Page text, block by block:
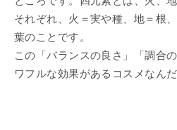
それぞれ、火＝実や種、地＝根
葉のことです。
この「バランスの良さ」「調合
ワフルな効果があるコスメなん